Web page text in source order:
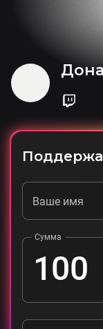
Ваше имя
Сумма